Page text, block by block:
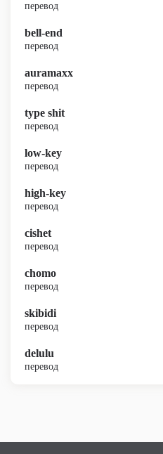
перевод
bell-end
перевод
auramaxx
перевод
type shit
перевод
low-key
перевод
high-key
перевод
cishet
перевод
chomo
перевод
skibidi
перевод
delulu
перевод